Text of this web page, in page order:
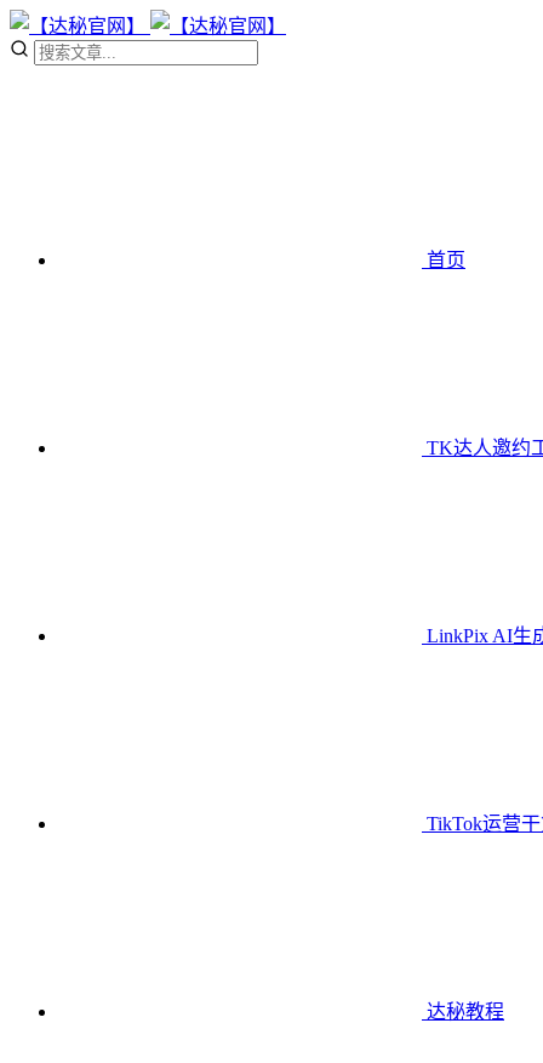
首页
TK达人邀约
LinkPix AI生
TikTok运营
达秘教程